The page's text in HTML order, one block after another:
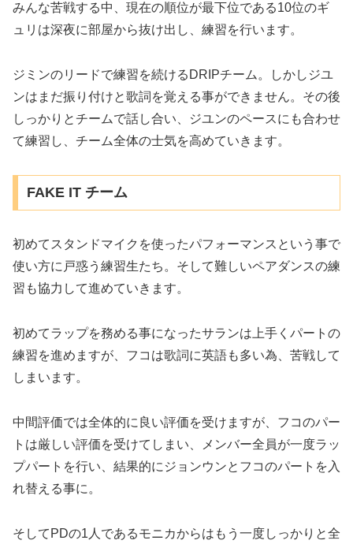
みんな苦戦する中、現在の順位が最下位である10位のギ
ュリは深夜に部屋から抜け出し、練習を行います。
ジミンのリードで練習を続けるDRIPチーム。しかしジユ
ンはまだ振り付けと歌詞を覚える事ができません。その後
しっかりとチームで話し合い、ジユンのペースにも合わせ
て練習し、チーム全体の士気を高めていきます。
FAKE IT チーム
初めてスタンドマイクを使ったパフォーマンスという事で
使い方に戸惑う練習生たち。そして難しいペアダンスの練
習も協力して進めていきます。
初めてラップを務める事になったサランは上手くパートの
練習を進めますが、フコは歌詞に英語も多い為、苦戦して
しまいます。
中間評価では全体的に良い評価を受けますが、フコのパー
トは厳しい評価を受けてしまい、メンバー全員が一度ラッ
プパートを行い、結果的にジョンウンとフコのパートを入
れ替える事に。
そしてPDの1人であるモニカからはもう一度しっかりと全